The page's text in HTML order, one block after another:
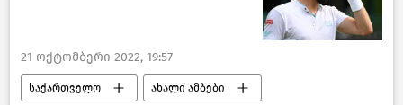
21 ოქტომბერი 2022, 19:57
საქართველო ახალი ამბები